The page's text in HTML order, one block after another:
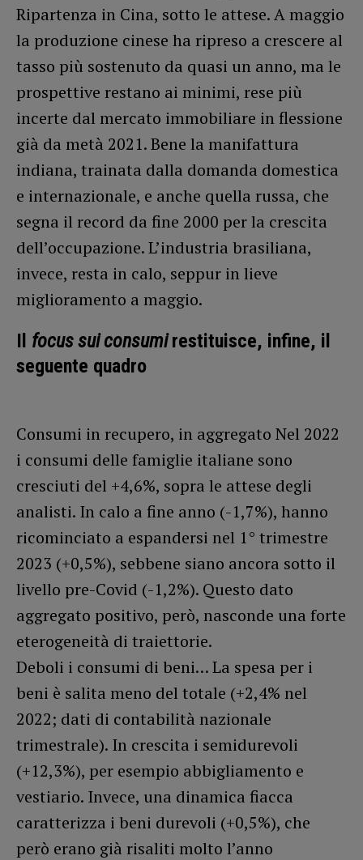
Ripartenza in Cina, sotto le attese. A maggio
la produzione cinese ha ripreso a crescere al
tasso più sostenuto da quasi un anno, ma le
prospettive restano ai minimi, rese più
incerte dal mercato immobiliare in flessione
già da metà 2021. Bene la manifattura
indiana, trainata dalla domanda domestica
e internazionale, e anche quella russa, che
segna il record da fine 2000 per la crescita
dell’occupazione. L’industria brasiliana,
invece, resta in calo, seppur in lieve
miglioramento a maggio.
Il focus sui consumirestituisce, infine, il
seguente quadro
Consumi in recupero, in aggregato Nel 2022
i consumi delle famiglie italiane sono
cresciuti del +4,6%, sopra le attese degli
analisti. In calo a fine anno (-1,7%), hanno
ricominciato a espandersi nel 1° trimestre
2023 (+0,5%), sebbene siano ancora sotto il
livello pre-Covid (-1,2%). Questo dato
aggregato positivo, però, nasconde una forte
eterogeneità di traiettorie.
Deboli i consumi di beni… La spesa per i
beni è salita meno del totale (+2,4% nel
2022; dati di contabilità nazionale
trimestrale). In crescita i semidurevoli
(+12,3%), per esempio abbigliamento e
vestiario. Invece, una dinamica fiacca
caratterizza i beni durevoli (+0,5%), che
però erano già risaliti molto l’anno